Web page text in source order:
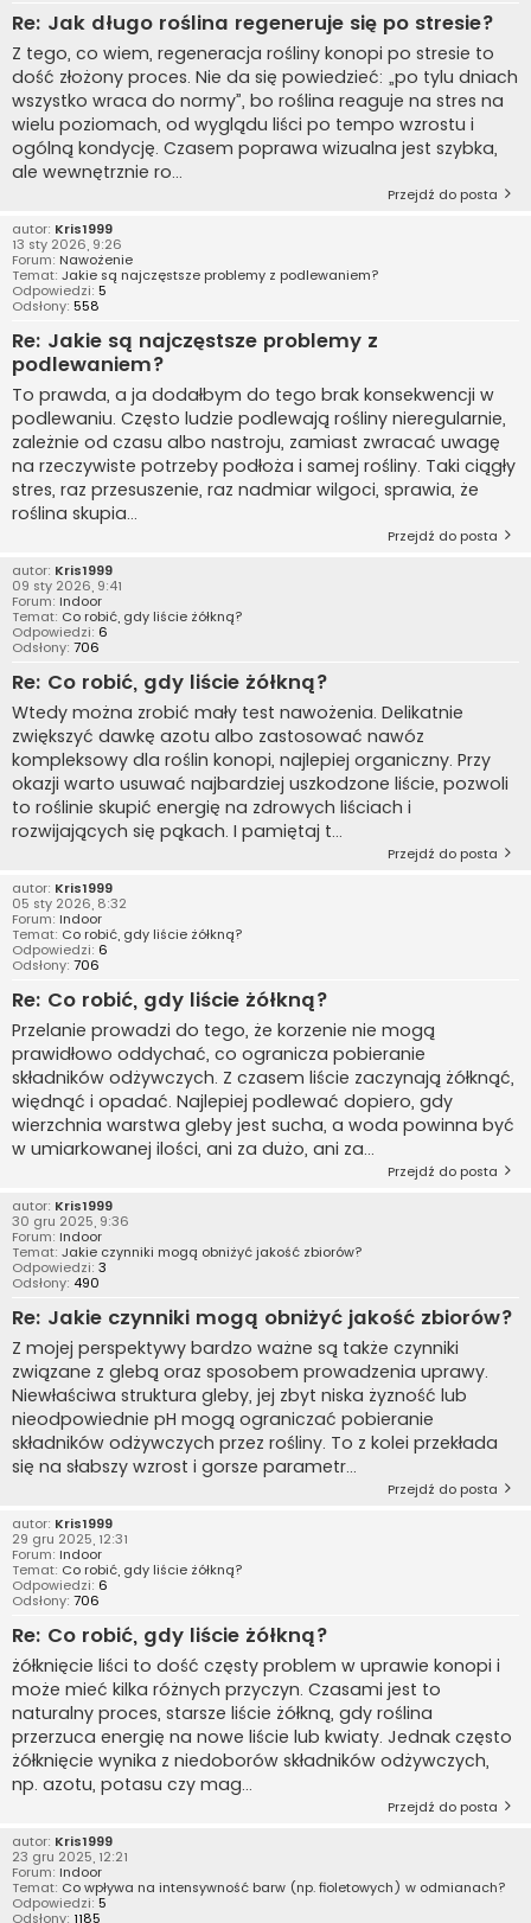
Re: Jak długo roślina regeneruje się po stresie?
Z tego, co wiem, regeneracja rośliny konopi po stresie to
dość złożony proces. Nie da się powiedzieć: „po tylu dniach
wszystko wraca do normy”, bo roślina reaguje na stres na
wielu poziomach, od wyglądu liści po tempo wzrostu i
ogólną kondycję. Czasem poprawa wizualna jest szybka,
ale wewnętrznie ro...
Przejdź do posta
autor: Kris1999
13 sty 2026, 9:26
Forum: Nawożenie
Temat: Jakie są najczęstsze problemy z podlewaniem?
Odpowiedzi: 5
Odsłony: 558
Re: Jakie są najczęstsze problemy z
podlewaniem?
To prawda, a ja dodałbym do tego brak konsekwencji w
podlewaniu. Często ludzie podlewają rośliny nieregularnie,
zależnie od czasu albo nastroju, zamiast zwracać uwagę
na rzeczywiste potrzeby podłoża i samej rośliny. Taki ciągły
stres, raz przesuszenie, raz nadmiar wilgoci, sprawia, że
roślina skupia...
Przejdź do posta
autor: Kris1999
09 sty 2026, 9:41
Forum: Indoor
Temat: Co robić, gdy liście żółkną?
Odpowiedzi: 6
Odsłony: 706
Re: Co robić, gdy liście żółkną?
Wtedy można zrobić mały test nawożenia. Delikatnie
zwiększyć dawkę azotu albo zastosować nawóz
kompleksowy dla roślin konopi, najlepiej organiczny. Przy
okazji warto usuwać najbardziej uszkodzone liście, pozwoli
to roślinie skupić energię na zdrowych liściach i
rozwijających się pąkach. I pamiętaj t...
Przejdź do posta
autor: Kris1999
05 sty 2026, 8:32
Forum: Indoor
Temat: Co robić, gdy liście żółkną?
Odpowiedzi: 6
Odsłony: 706
Re: Co robić, gdy liście żółkną?
Przelanie prowadzi do tego, że korzenie nie mogą
prawidłowo oddychać, co ogranicza pobieranie
składników odżywczych. Z czasem liście zaczynają żółknąć,
więdnąć i opadać. Najlepiej podlewać dopiero, gdy
wierzchnia warstwa gleby jest sucha, a woda powinna być
w umiarkowanej ilości, ani za dużo, ani za...
Przejdź do posta
autor: Kris1999
30 gru 2025, 9:36
Forum: Indoor
Temat: Jakie czynniki mogą obniżyć jakość zbiorów?
Odpowiedzi: 3
Odsłony: 490
Re: Jakie czynniki mogą obniżyć jakość zbiorów?
Z mojej perspektywy bardzo ważne są także czynniki
związane z glebą oraz sposobem prowadzenia uprawy.
Niewłaściwa struktura gleby, jej zbyt niska żyzność lub
nieodpowiednie pH mogą ograniczać pobieranie
składników odżywczych przez rośliny. To z kolei przekłada
się na słabszy wzrost i gorsze parametr...
Przejdź do posta
autor: Kris1999
29 gru 2025, 12:31
Forum: Indoor
Temat: Co robić, gdy liście żółkną?
Odpowiedzi: 6
Odsłony: 706
Re: Co robić, gdy liście żółkną?
żółknięcie liści to dość częsty problem w uprawie konopi i
może mieć kilka różnych przyczyn. Czasami jest to
naturalny proces, starsze liście żółkną, gdy roślina
przerzuca energię na nowe liście lub kwiaty. Jednak często
żółknięcie wynika z niedoborów składników odżywczych,
np. azotu, potasu czy mag...
Przejdź do posta
autor: Kris1999
23 gru 2025, 12:21
Forum: Indoor
Temat: Co wpływa na intensywność barw (np. fioletowych) w odmianach?
Odpowiedzi: 5
Odsłony: 1185